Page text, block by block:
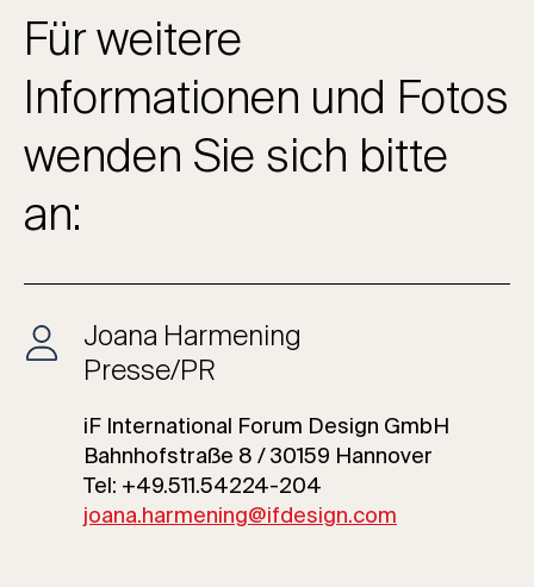
Für weitere
Informationen und Fotos
wenden Sie sich bitte
an:
Joana Harmening
Presse/PR
iF International Forum Design GmbH
Bahnhofstraße 8 / 30159 Hannover
Tel: +49.511.54224-204
joana.harmening@ifdesign.com